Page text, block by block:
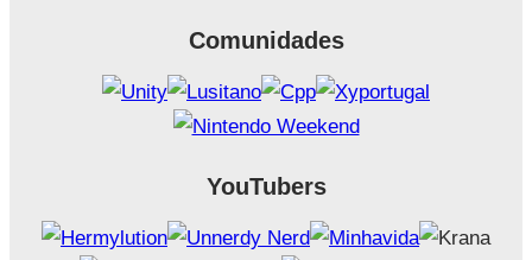
Comunidades
YouTubers